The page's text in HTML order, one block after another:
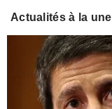
Actualités à la une